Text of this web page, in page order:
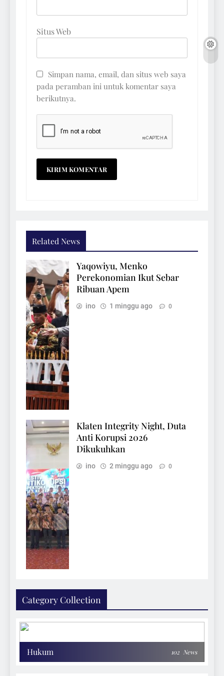
Situs Web
Simpan nama, email, dan situs web saya
pada peramban ini untuk komentar saya
berikutnya.
Related News
Yaqowiyu, Menko
Perekonomian Ikut Sebar
Ribuan Apem
ino 1 minggu ago 0
Klaten Integrity Night, Duta
Anti Korupsi 2026
Dikukuhkan
ino 2 minggu ago 0
Category Collection
Hukum 102 News